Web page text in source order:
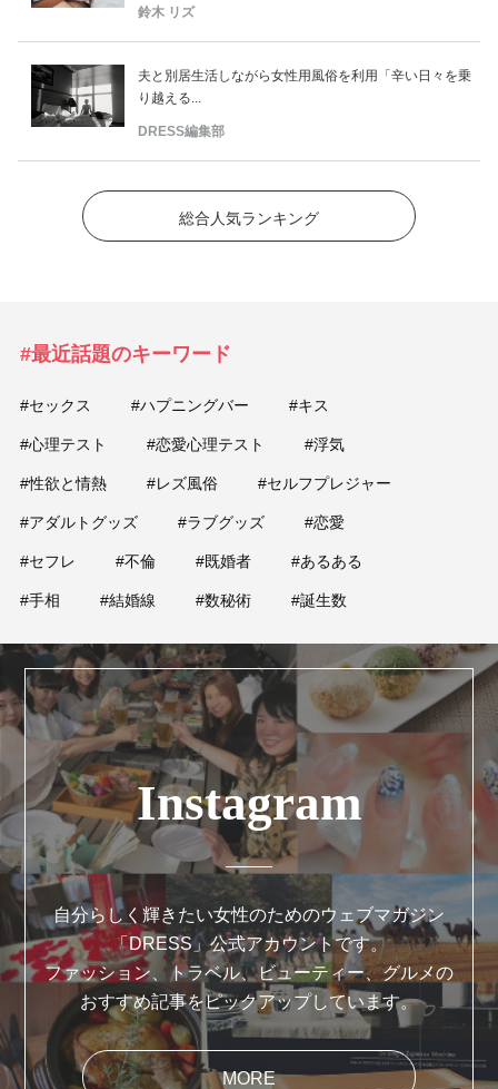
鈴木 リズ
夫と別居生活しながら女性用風俗を利用「辛い日々を乗
り越える...
DRESS編集部
総合人気ランキング
#最近話題のキーワード
#セックス #ハプニングバー #キス
#心理テスト #恋愛心理テスト #浮気
#性欲と情熱 #レズ風俗 #セルフプレジャー
#アダルトグッズ #ラブグッズ #恋愛
#セフレ #不倫 #既婚者 #あるある
#手相 #結婚線 #数秘術 #誕生数
Instagram
自分らしく輝きたい女性のためのウェブマガジン
「DRESS」公式アカウントです。
ファッション、トラベル、ビューティー、グルメの
おすすめ記事をピックアップしています。
MORE